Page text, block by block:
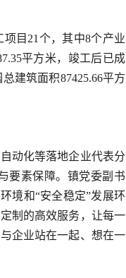
目21个，其中8个产业
平方米，竣工后已成
建筑面积87425.66平方
动化等落地企业代表分
要素保障。镇党委副书
境和“安全稳定”发展环
制的高效服务，让每一
企业站在一起、想在一